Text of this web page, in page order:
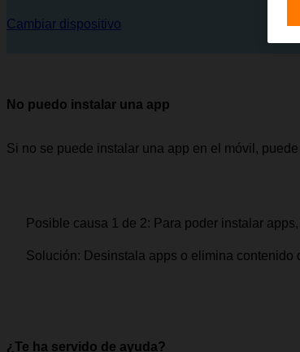
Cambiar dispositivo
No puedo instalar una app
Si no se puede instalar una app en el móvil,
Posible causa 1 de 2: Para poder instalar
Solución: Desinstala apps o elimina contenido
¿Te ha servido de ayuda?